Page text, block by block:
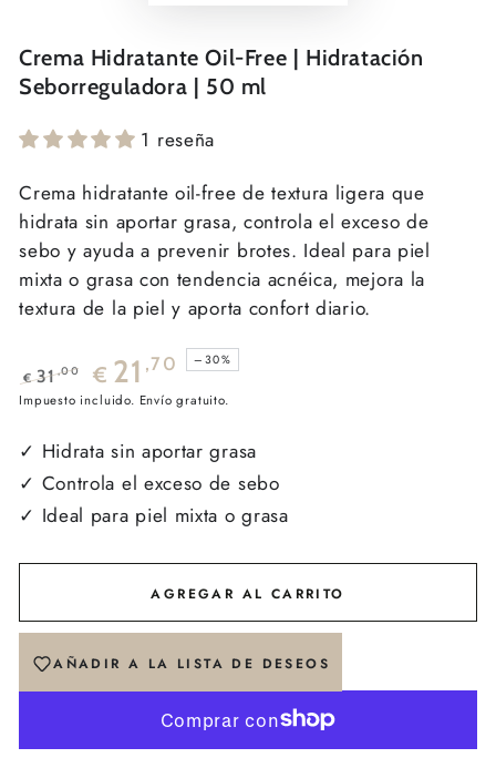
Crema Hidratante Oil-Free | Hidratación
Seborreguladora | 50 ml
1 reseña
Crema hidratante oil-free de textura ligera que
hidrata sin aportar grasa, controla el exceso de
sebo y ayuda a prevenir brotes. Ideal para piel
mixta o grasa con tendencia acnéica, mejora la
textura de la piel y aporta confort diario.
Precio
€ 31,00
Precio
venta
€ 21 ,70 –30%
Impuesto incluido. Envío gratuito.
✓ Hidrata sin aportar grasa
✓ Controla el exceso de sebo
✓ Ideal para piel mixta o grasa
AGREGAR AL CARRITO
AÑADIR A LA LISTA DE DESEOS